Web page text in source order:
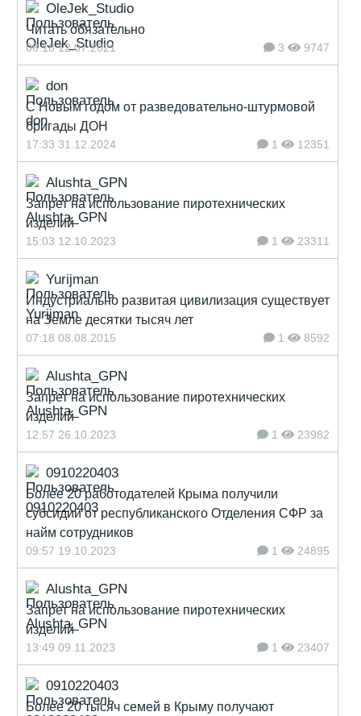
OleJek_Studio
Читать обязательно
08:18 12.07.2021 3 9747
don
С Новым годом от разведовательно-штурмовой
бригады ДОН
17:33 31.12.2024 1 12351
Alushta_GPN
Запрет на использование пиротехнических
изделий
15:03 12.10.2023 1 23311
Yurijman
Индустриально развитая цивилизация существует
на Земле десятки тысяч лет
07:18 08.08.2015 1 8592
Alushta_GPN
Запрет на использование пиротехнических
изделий
12:57 26.10.2023 1 23982
0910220403
Более 20 работодателей Крыма получили
субсидии от республиканского Отделения СФР за
найм сотрудников
09:57 19.10.2023 1 24895
Alushta_GPN
Запрет на использование пиротехнических
изделий
13:49 09.11.2023 1 23407
0910220403
Более 20 тысяч семей в Крыму получают